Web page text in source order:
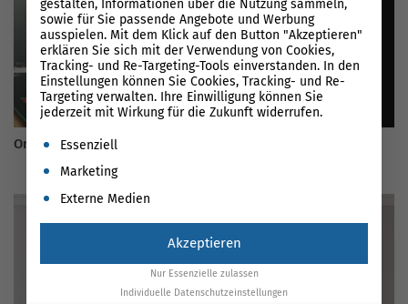
Online Marketing für Lautsprecher und Hifi Branche
gestalten, Informationen über die Nutzung sammeln,
sowie für Sie passende Angebote und Werbung
ausspielen. Mit dem Klick auf den Button "Akzeptieren"
erklären Sie sich mit der Verwendung von Cookies,
Tracking- und Re-Targeting-Tools einverstanden. In den
Einstellungen können Sie Cookies, Tracking- und Re-
Targeting verwalten. Ihre Einwilligung können Sie
jederzeit mit Wirkung für die Zukunft widerrufen.
Es folgt eine Liste der Service-Gruppen, für die eine
Essenziell
Marketing
Externe Medien
Akzeptieren
Nur Essenzielle zulassen
Individuelle Datenschutzeinstellungen